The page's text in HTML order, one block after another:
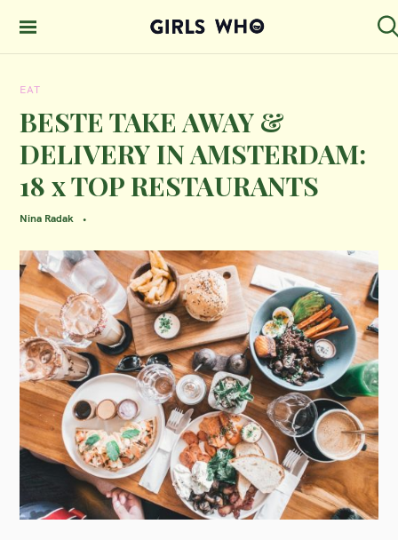
GIRLS WHO
EAT
BESTE TAKE AWAY &
DELIVERY IN AMSTERDAM:
18 x TOP RESTAURANTS
Nina Radak